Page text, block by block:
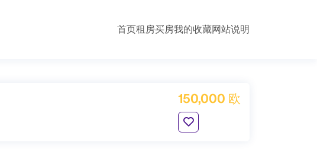
首页租房买房我的收藏网站说明
150,000 欧